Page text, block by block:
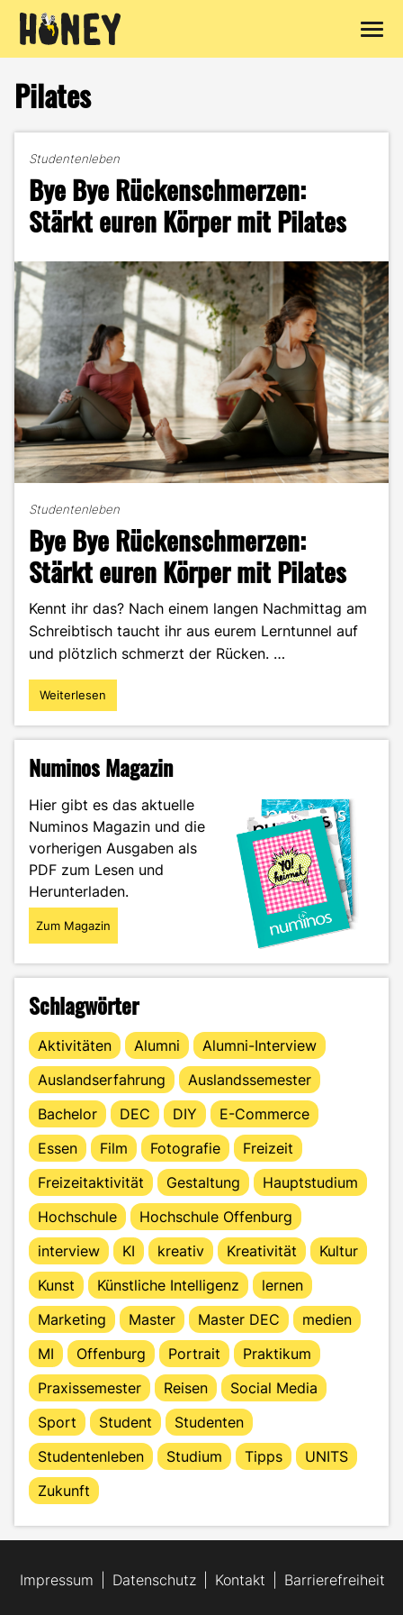
Inhalt
springen
Pilates
Studentenleben
Bye Bye Rückenschmerzen:
Stärkt euren Körper mit Pilates
Studentenleben
Bye Bye Rückenschmerzen:
Stärkt euren Körper mit Pilates
Kennt ihr das? Nach einem langen Nachmittag am
Schreibtisch taucht ihr aus eurem Lerntunnel auf
und plötzlich schmerzt der Rücken. …
"Bye
Bye
euren
mit
Pilates"
Weiterlesen
Numinos Magazin
Hier gibt es das aktuelle
Numinos Magazin und die
vorherigen Ausgaben als
PDF zum Lesen und
Herunterladen.
Zum Magazin
Schlagwörter
Aktivitäten Alumni
Alumni-Interview
Auslandserfahrung
Auslandssemester
Bachelor
DEC DIY
E-Commerce
Essen
Film Fotografie
Freizeit
Freizeitaktivität
Gestaltung
Hauptstudium
Hochschule
Hochschule Offenburg
interview
KI kreativ Kreativität
Kultur
Kunst
Künstliche Intelligenz
lernen
Marketing
Master Master DEC
medien
MI
Offenburg Portrait
Praktikum
Praxissemester
Reisen
Social Media
Sport
Student
Studenten
Studentenleben
Studium Tipps
UNITS
Zukunft
Impressum Datenschutz Kontakt Barrierefreiheit